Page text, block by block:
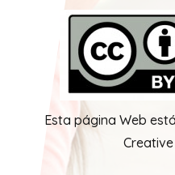
Esta página Web
Creative